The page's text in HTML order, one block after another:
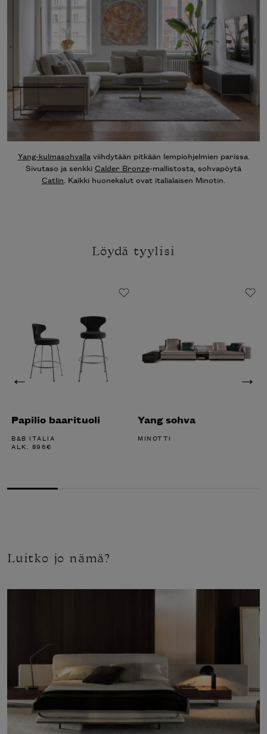
Yang-kulmasohvallaviihdytään pitkään lempiohjelmien parissa.
Sivutaso ja senkki Calder Bronze-mallistosta, sohvapöytä
Catlin. Kaikki huonekalut ovat italialaisen Minotin.
Löydä tyylisi
Papilio baarituoli
B&B ITALIA
ALK. 896€
Yang sohva
MINOTTI
Luitko jo nämä?